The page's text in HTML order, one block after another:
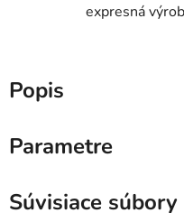
expresná
Popis
Parametre
Súvisiace súbory